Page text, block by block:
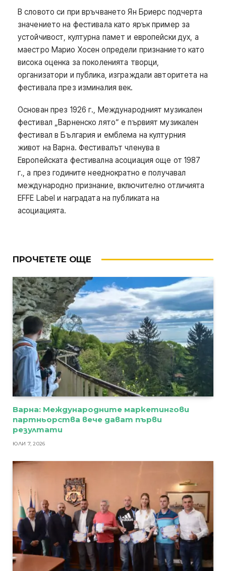
В словото си при връчването Ян Бриерс подчерта
значението на фестивала като ярък пример за
устойчивост, културна памет и европейски дух, а
маестро Марио Хосен определи признанието като
висока оценка за поколенията творци,
организатори и публика, изграждали авторитета на
фестивала през изминалия век.
Основан през 1926 г., Международният музикален
фестивал „Варненско лято“ е първият музикален
фестивал в България и емблема на културния
живот на Варна. Фестивалът членува в
Европейската фестивална асоциация още от 1987
г., а през годините нееднократно е получавал
международно признание, включително отличията
EFFE Label и наградата на публиката на
асоциацията.
ПРОЧЕТЕТЕ ОЩЕ
Варна: Международните маркетингови
партньорства вече дават първи
резултати
ЮЛИ 7, 2026